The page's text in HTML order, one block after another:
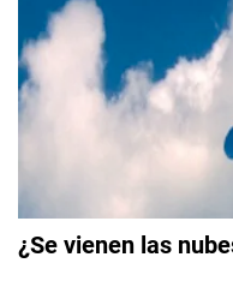
¿Se vienen las